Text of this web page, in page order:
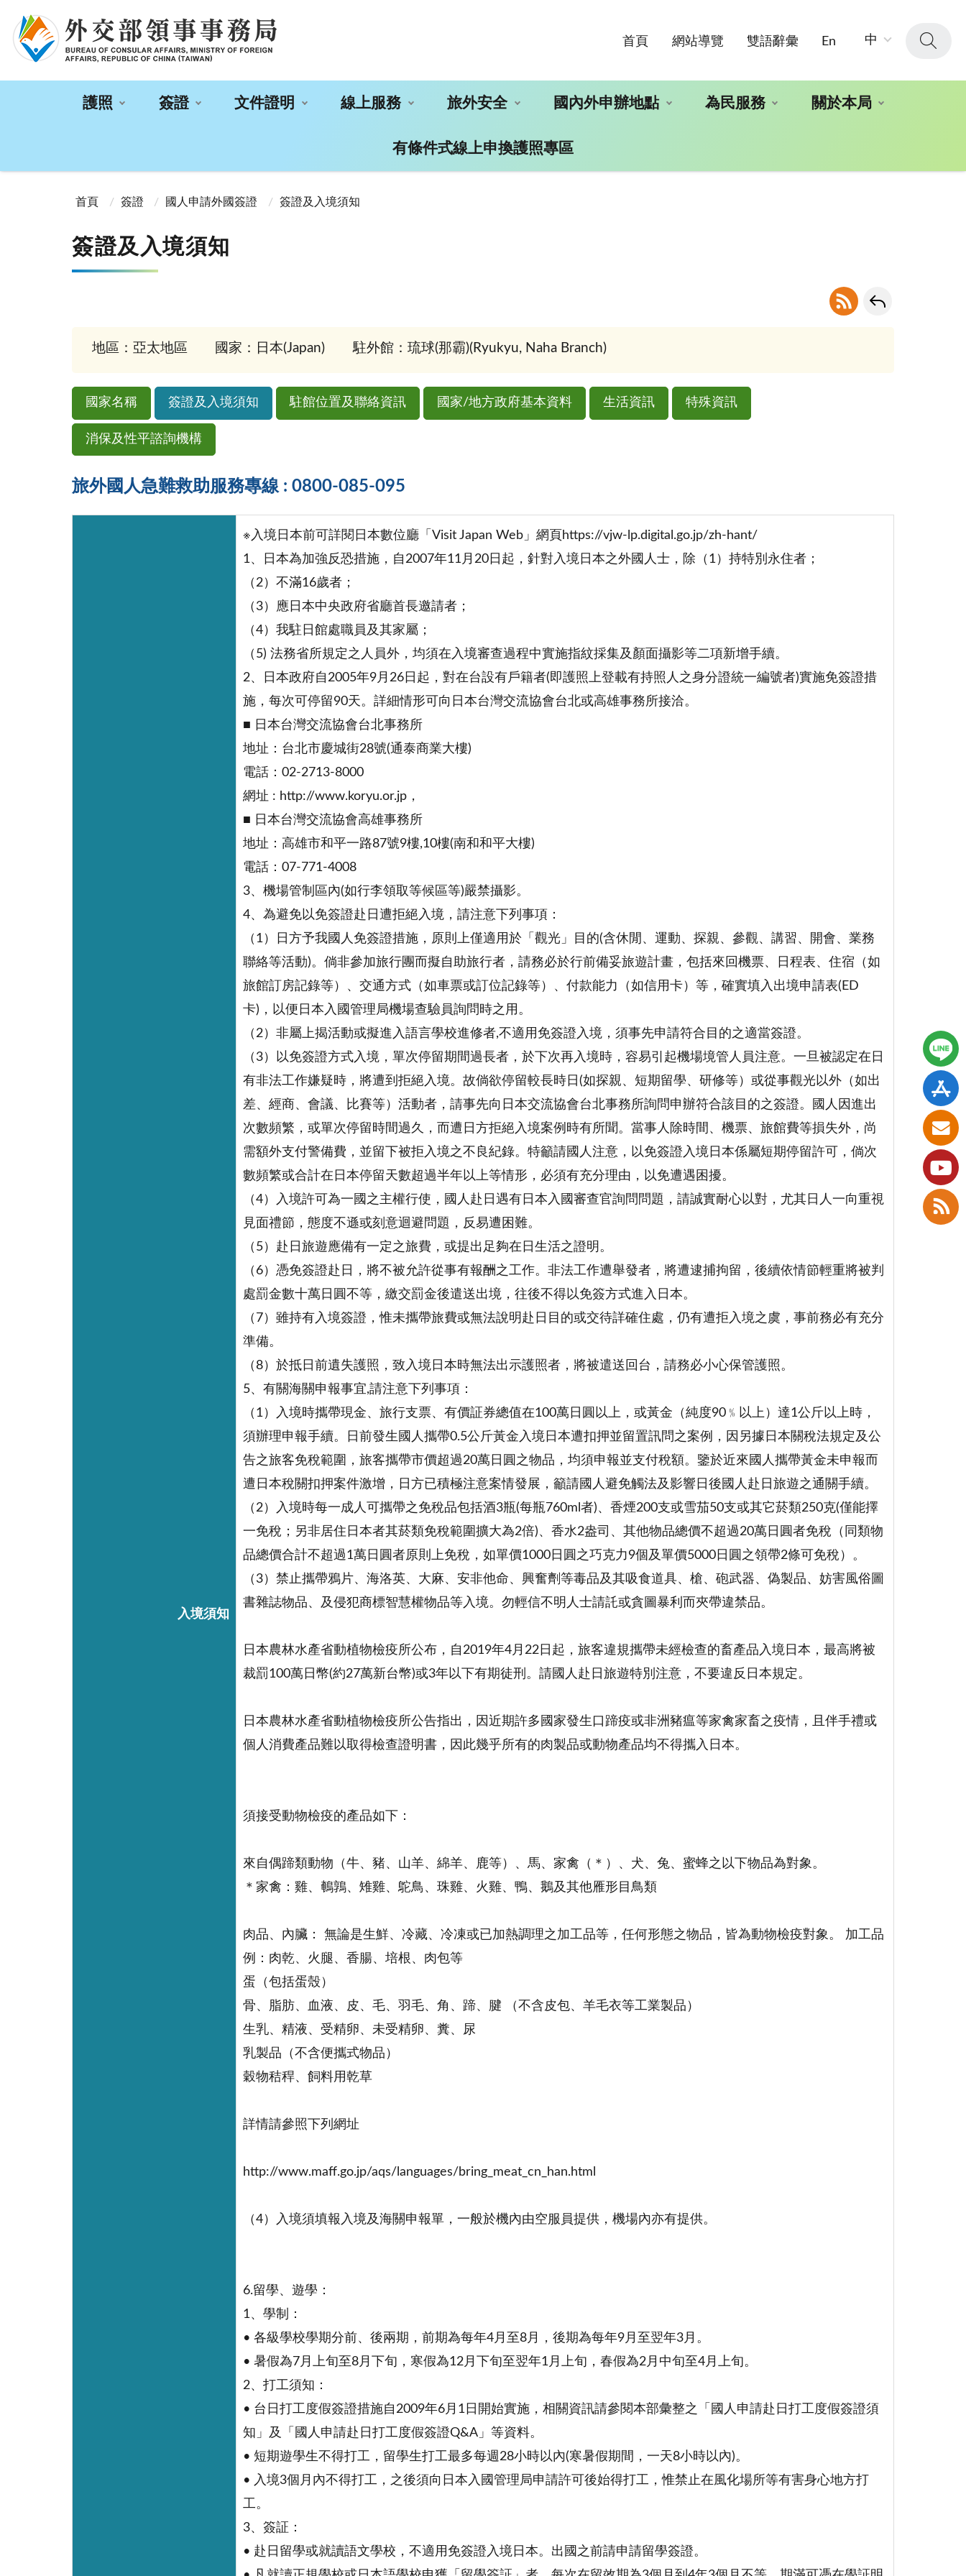
首頁 網站導覽 雙語辭彙 En 中
護照 簽證 文件證明 線上服務 旅外安全 國內外申辦地點 為民服務 關於本局
有條件式線上申換護照專區
首頁
簽證 國人申請外國簽證 簽證及入境須知
簽證及入境須知
地區：亞太地區 國家：日本(Japan) 駐外館：琉球(那霸)(Ryukyu, Naha Branch)
國家名稱 簽證及入境須知 駐館位置及聯絡資訊 國家/地方政府基本資料 生活資訊 特殊資訊
消保及性平諮詢機構
旅外國人急難救助服務專線 : 0800-085-095
入境須知
※入境日本前可詳閱日本數位廳「Visit Japan Web」網頁https://vjw-lp.digital.go.jp/zh-hant/
1、日本為加強反恐措施，自2007年11月20日起，針對入境日本之外國人士，除（1）持特別永住者；
（2）不滿16歲者；
（3）應日本中央政府省廳首長邀請者；
（4）我駐日館處職員及其家屬；
（5) 法務省所規定之人員外，均須在入境審查過程中實施指紋採集及顏面攝影等二項新增手續。
2、日本政府自2005年9月26日起，對在台設有戶籍者(即護照上登載有持照人之身分證統一編號者)實施免簽證措
施，每次可停留90天。詳細情形可向日本台灣交流協會台北或高雄事務所接洽。
■ 日本台灣交流協會台北事務所
地址：台北市慶城街28號(通泰商業大樓)
電話：02-2713-8000
網址 : http://www.koryu.or.jp，
■ 日本台灣交流協會高雄事務所
地址：高雄市和平一路87號9樓,10樓(南和和平大樓)
電話：07-771-4008
3、機場管制區內(如行李領取等候區等)嚴禁攝影。
4、為避免以免簽證赴日遭拒絕入境，請注意下列事項：
（1）日方予我國人免簽證措施，原則上僅適用於「觀光」目的(含休閒、運動、探親、參觀、講習、開會、業務
聯絡等活動)。倘非參加旅行團而擬自助旅行者，請務必於行前備妥旅遊計畫，包括來回機票、日程表、住宿（如
旅館訂房記錄等）、交通方式（如車票或訂位記錄等）、付款能力（如信用卡）等，確實填入出境申請表(ED
卡)，以便日本入國管理局機場查驗員詢問時之用。
（2）非屬上揭活動或擬進入語言學校進修者,不適用免簽證入境，須事先申請符合目的之適當簽證。
（3）以免簽證方式入境，單次停留期間過長者，於下次再入境時，容易引起機場境管人員注意。一旦被認定在日
有非法工作嫌疑時，將遭到拒絕入境。故倘欲停留較長時日(如探親、短期留學、研修等）或從事觀光以外（如出
差、經商、會議、比賽等）活動者，請事先向日本交流協會台北事務所詢問申辦符合該目的之簽證。國人因進出
次數頻繁，或單次停留時間過久，而遭日方拒絕入境案例時有所聞。當事人除時間、機票、旅館費等損失外，尚
需額外支付警備費，並留下被拒入境之不良紀錄。特籲請國人注意，以免簽證入境日本係屬短期停留許可，倘次
數頻繁或合計在日本停留天數超過半年以上等情形，必須有充分理由，以免遭遇困擾。
（4）入境許可為一國之主權行使，國人赴日遇有日本入國審查官詢問問題，請誠實耐心以對，尤其日人一向重視
見面禮節，態度不遜或刻意迴避問題，反易遭困難。
（5）赴日旅遊應備有一定之旅費，或提出足夠在日生活之證明。
（6）憑免簽證赴日，將不被允許從事有報酬之工作。非法工作遭舉發者，將遭逮捕拘留，後續依情節輕重將被判
處罰金數十萬日圓不等，繳交罰金後遣送出境，往後不得以免簽方式進入日本。
（7）雖持有入境簽證，惟未攜帶旅費或無法說明赴日目的或交待詳確住處，仍有遭拒入境之虞，事前務必有充分
準備。
（8）於抵日前遺失護照，致入境日本時無法出示護照者，將被遣送回台，請務必小心保管護照。
5、有關海關申報事宜,請注意下列事項：
（1）入境時攜帶現金、旅行支票、有價証券總值在100萬日圓以上，或黃金（純度90﹪以上）達1公斤以上時，
須辦理申報手續。日前發生國人攜帶0.5公斤黃金入境日本遭扣押並留置訊問之案例，因另據日本關稅法規定及公
告之旅客免稅範圍，旅客攜帶市價超過20萬日圓之物品，均須申報並支付稅額。鑒於近來國人攜帶黃金未申報而
遭日本稅關扣押案件激增，日方已積極注意案情發展，籲請國人避免觸法及影響日後國人赴日旅遊之通關手續。
（2）入境時每一成人可攜帶之免稅品包括酒3瓶(每瓶760ml者)、香煙200支或雪茄50支或其它菸類250克(僅能擇
一免稅；另非居住日本者其菸類免稅範圍擴大為2倍)、香水2盎司、其他物品總價不超過20萬日圓者免稅（同類物
品總價合計不超過1萬日圓者原則上免稅，如單價1000日圓之巧克力9個及單價5000日圓之領帶2條可免稅）。
（3）禁止攜帶鴉片、海洛英、大麻、安非他命、興奮劑等毒品及其吸食道具、槍、砲武器、偽製品、妨害風俗圖
書雜誌物品、及侵犯商標智慧權物品等入境。勿輕信不明人士請託或貪圖暴利而夾帶違禁品。
日本農林水產省動植物檢疫所公布，自2019年4月22日起，旅客違規攜帶未經檢查的畜產品入境日本，最高將被
裁罰100萬日幣(約27萬新台幣)或3年以下有期徒刑。請國人赴日旅遊特別注意，不要違反日本規定。
日本農林水產省動植物檢疫所公告指出，因近期許多國家發生口蹄疫或非洲豬瘟等家禽家畜之疫情，且伴手禮或
個人消費產品難以取得檢查證明書，因此幾乎所有的肉製品或動物產品均不得攜入日本。
須接受動物檢疫的產品如下：
來自偶蹄類動物（牛、豬、山羊、綿羊、鹿等）、馬、家禽（＊）、犬、兔、蜜蜂之以下物品為對象。
＊家禽：雞、鵪鶉、雉雞、鴕鳥、珠雞、火雞、鴨、鵝及其他雁形目鳥類
肉品、內臟： 無論是生鮮、冷藏、冷凍或已加熱調理之加工品等，任何形態之物品，皆為動物檢疫對象。 加工品
例：肉乾、火腿、香腸、培根、肉包等
蛋（包括蛋殼）
骨、脂肪、血液、皮、毛、羽毛、角、蹄、腱 （不含皮包、羊毛衣等工業製品）
生乳、精液、受精卵、未受精卵、糞、尿
乳製品（不含便攜式物品）
穀物秸稈、飼料用乾草
詳情請參照下列網址
http://www.maff.go.jp/aqs/languages/bring_meat_cn_han.html
（4）入境須填報入境及海關申報單，一般於機內由空服員提供，機場內亦有提供。
6.留學、遊學：
1、學制：
• 各級學校學期分前、後兩期，前期為每年4月至8月，後期為每年9月至翌年3月。
• 暑假為7月上旬至8月下旬，寒假為12月下旬至翌年1月上旬，春假為2月中旬至4月上旬。
2、打工須知：
• 台日打工度假簽證措施自2009年6月1日開始實施，相關資訊請參閱本部彙整之「國人申請赴日打工度假簽證須
知」及「國人申請赴日打工度假簽證Q&A」等資料。
• 短期遊學生不得打工，留學生打工最多每週28小時以內(寒暑假期間，一天8小時以內)。
• 入境3個月內不得打工，之後須向日本入國管理局申請許可後始得打工，惟禁止在風化場所等有害身心地方打
工。
3、簽証：
• 赴日留學或就讀語文學校，不適用免簽證入境日本。出國之前請申請留學簽證。